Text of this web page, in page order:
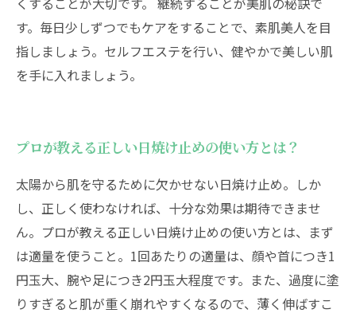
す。毎日少しずつでもケアをすることで、素肌美人を目
指しましょう。セルフエステを行い、健やかで美しい肌
を手に入れましょう。
プロが教える正しい日焼け止めの使い方とは？
太陽から肌を守るために欠かせない日焼け止め。しか
し、正しく使わなければ、十分な効果は期待できませ
ん。プロが教える正しい日焼け止めの使い方とは、まず
は適量を使うこと。1回あたりの適量は、顔や首につき1
円玉大、腕や足につき2円玉大程度です。また、過度に塗
りすぎると肌が重く崩れやすくなるので、薄く伸ばすこ